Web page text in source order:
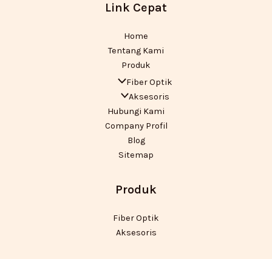
Link Cepat
Home
Tentang Kami
Produk
Fiber Optik
Aksesoris
Hubungi Kami
Company Profil
Blog
Sitemap
Produk
Fiber Optik
Aksesoris